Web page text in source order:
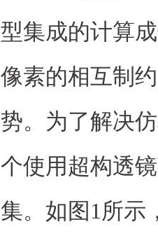
型集成的计算
像素的相互制
势。为了解决
个使用超构透
集。如图 1 所示